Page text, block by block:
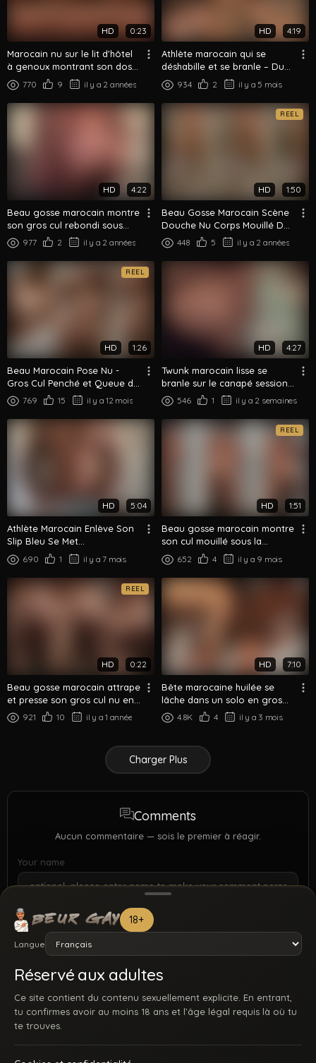
18+
Langue
Réservé aux adultes
Ce site contient du contenu sexuellement explicite. En entrant,
tu confirmes avoir au moins 18 ans et l’âge légal requis là où tu
te trouves.
HD 0:23
Marocain nu sur le lit d'hôtel
à genoux montrant son dos
et son cul
770 9 il y a 2 années
HD 4:19
Athlète marocain qui se
déshabille et se branle – Du
habillé au nu total
934 2 il y a 5 mois
HD 4:22
Beau gosse marocain montre
son gros cul rebondi sous
tous les angles dans la
chambre
977 2 il y a 2 années
REEL
HD 1:50
Beau Gosse Marocain Scène
Douche Nu Corps Mouillé De
Dos Gros Plan
448 5 il y a 2 années
REEL
HD 1:26
Beau Marocain Pose Nu -
Gros Cul Penché et Queue de
Face769 15 il y a 12 mois
HD 4:27
Twunk marocain lisse se
branle sur le canapé session
edging solo
546 1 il y a 2 semaines
HD 5:04
Athlète Marocain Enlève Son
Slip Bleu Se Met
Complètement Nu Et Flex
Dans La Cuisine
690 1 il y a 7 mois
REEL
HD 1:51
Beau gosse marocain montre
son cul mouillé sous la
douche vu de dos
652 4 il y a 9 mois
REEL
HD 0:22
Beau gosse marocain attrape
et presse son gros cul nu en
gros plan
921 10 il y a 1 année
HD 7:10
Bête marocaine huilée se
lâche dans un solo en gros
plans moites
4.8K 4 il y a 3 mois
Charger Plus
Comments
Aucun commentaire — sois le premier à réagir.
Your name